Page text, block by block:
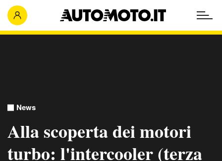
News
Alla scoperta dei motori
turbo: l'intercooler (terza